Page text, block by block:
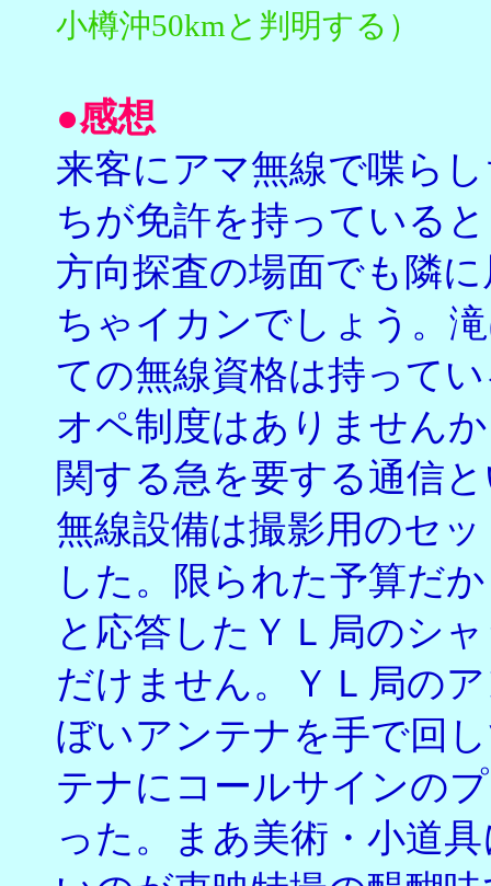
小樽沖50kmと判明する）
●感想
来客にアマ無線で喋ら
ちが免許を持っている
方向探査の場面でも隣
ちゃイカンでしょう。
ての無線資格は持って
オペ制度はありません
関する急を要する通信
無線設備は撮影用のセ
した。限られた予算だ
と応答したＹＬ局のシ
だけません。ＹＬ局の
ぼいアンテナを手で回
テナにコールサインの
った。まあ美術・小道